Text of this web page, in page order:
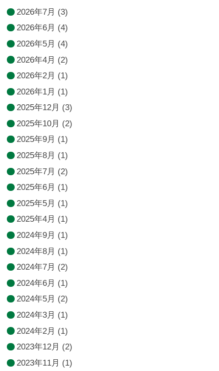
2026年7月 (3)
2026年6月 (4)
2026年5月 (4)
2026年4月 (2)
2026年2月 (1)
2026年1月 (1)
2025年12月 (3)
2025年10月 (2)
2025年9月 (1)
2025年8月 (1)
2025年7月 (2)
2025年6月 (1)
2025年5月 (1)
2025年4月 (1)
2024年9月 (1)
2024年8月 (1)
2024年7月 (2)
2024年6月 (1)
2024年5月 (2)
2024年3月 (1)
2024年2月 (1)
2023年12月 (2)
2023年11月 (1)